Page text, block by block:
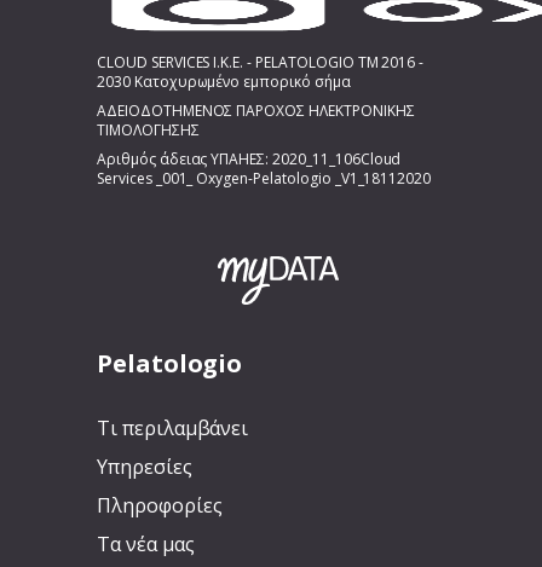
CLOUD SERVICES I.K.E. - PELATOLOGIO TM 2016 -
2030 Κατοχυρωμένο εμπορικό σήμα
ΑΔΕΙΟΔΟΤΗΜΕΝΟΣ ΠΑΡΟΧΟΣ ΗΛΕΚΤΡΟΝΙΚΗΣ
ΤΙΜΟΛΟΓΗΣΗΣ
Αριθμός άδειας ΥΠΑΗΕΣ: 2020_11_106Cloud
Services _001_ Oxygen-Pelatologio _V1_18112020
Pelatologio
Τι περιλαμβάνει
Υπηρεσίες
Πληροφορίες
Τα νέα μας